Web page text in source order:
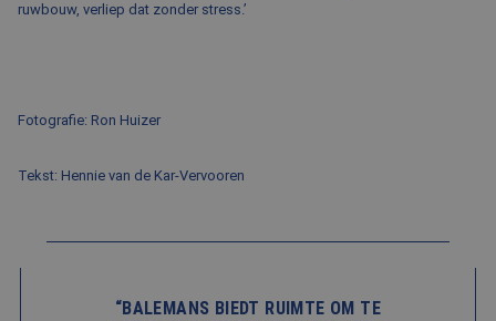
ruwbouw, verliep dat zonder stress.’
Fotografie: Ron Huizer
Tekst: Hennie van de Kar-Vervooren
“BALEMANS BIEDT RUIMTE OM TE